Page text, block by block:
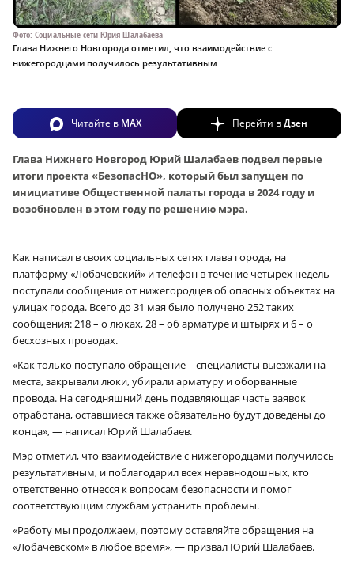
Фото: Социальные сети Юрия Шалабаева
Глава Нижнего Новгорода отметил, что взаимодействие с
нижегородцами получилось результативным
Читайте в MAX Перейти вДзен
Глава Нижнего Новгород Юрий Шалабаев подвел первые
итоги проекта «БезопасНО», который был запущен по
инициативе Общественной палаты города в 2024 году и
возобновлен в этом году по решению мэра.
Как написал в своих социальных сетях глава города, на
платформу «Лобачевский» и телефон в течение четырех недель
поступали сообщения от нижегородцев об опасных объектах на
улицах города. Всего до 31 мая было получено 252 таких
сообщения: 218 – о люках, 28 – об арматуре и штырях и 6 – о
бесхозных проводах.
«Как только поступало обращение – специалисты выезжали на
места, закрывали люки, убирали арматуру и оборванные
провода. На сегодняшний день подавляющая часть заявок
отработана, оставшиеся также обязательно будут доведены до
конца», — написал Юрий Шалабаев.
Мэр отметил, что взаимодействие с нижегородцами получилось
результативным, и поблагодарил всех неравнодошных, кто
ответственно отнесся к вопросам безопасности и помог
соответствующим службам устранить проблемы.
«Работу мы продолжаем, поэтому оставляйте обращения на
«Лобачевском» в любое время», — призвал Юрий Шалабаев.